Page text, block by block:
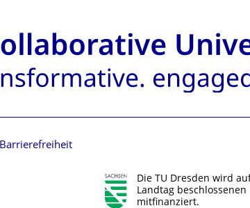
Barrierefreiheit
Die TU Dresden wird
Landtag
mitfinanziert.